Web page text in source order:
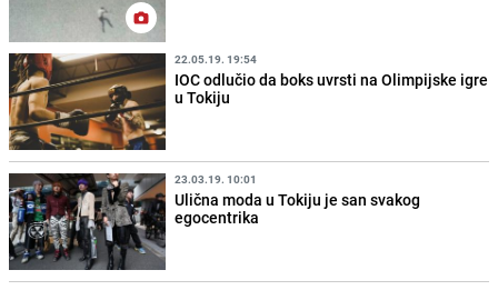
22.05.19. 19:54
IOC odlučio da boks uvrsti na Olimpijske igre
u Tokiju
23.03.19. 10:01
Ulična moda u Tokiju je san svakog
egocentrika